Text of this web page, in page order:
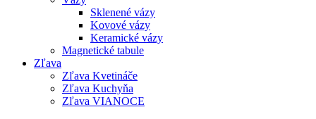
Sklenené vázy
Kovové vázy
Keramické vázy
Magnetické tabule
Zľava
Zľava Kvetináče
Zľava Kuchyňa
Zľava VIANOCE